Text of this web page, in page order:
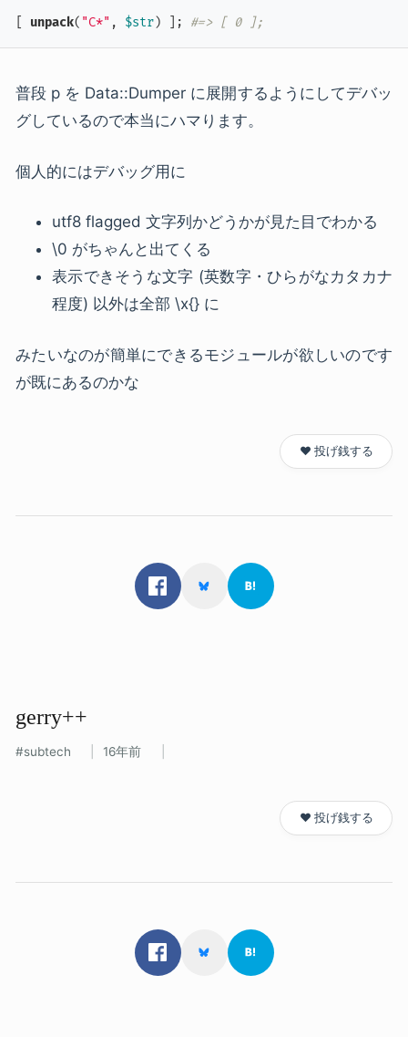
[ unpack( "C*" , $str) ]; #=> [ 0 ];
普段 p を Data::Dumper に展開するようにしてデバッ
グしているので本当にハマります。
個人的にはデバッグ用に
utf8 flagged 文字列かどうかが見た目でわかる
\0 がちゃんと出てくる
表示できそうな文字 (英数字・ひらがなカタカナ
程度) 以外は全部 \x{} に
みたいなのが簡単にできるモジュールが欲しいのです
が既にあるのかな
❤️ 投げ銭する
gerry++
subtech 16年前
❤️ 投げ銭する